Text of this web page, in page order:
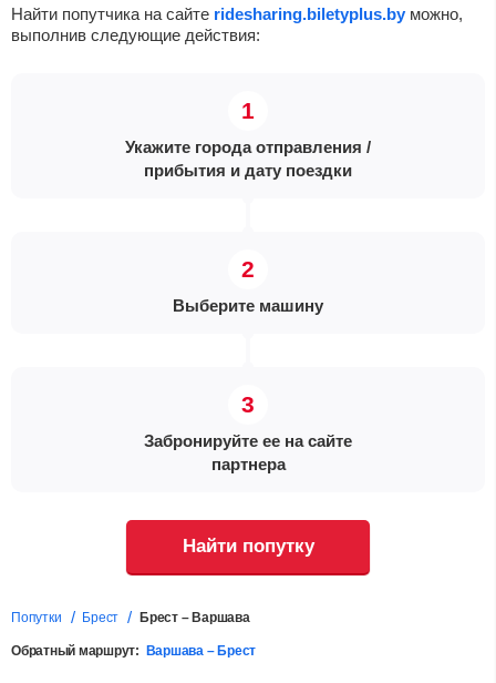
Найти попутчика на сайте ridesharing.biletyplus.by можно,
выполнив следующие действия:
Укажите города отправления /
прибытия и дату поездки
Выберите машину
Забронируйте ее на сайте
партнера
Найти попутку
Попутки Брест Брест – Варшава
Обратный маршрут: Варшава – Брест